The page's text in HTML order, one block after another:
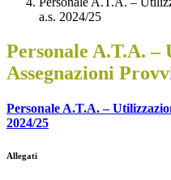
a.s. 2024/25
Personale A.T.A. –
Assegnazioni
Personale A.T.A. –
2024/25
Allegati